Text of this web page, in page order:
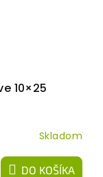
10×25
Skladom
DO KOŠÍKA